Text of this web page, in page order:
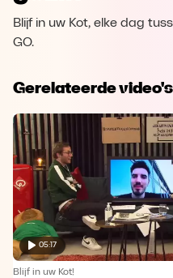
Blijf in uw Kot, elke dag
GO.
Gerelateerde video's
05:17
Blijf in uw Kot!